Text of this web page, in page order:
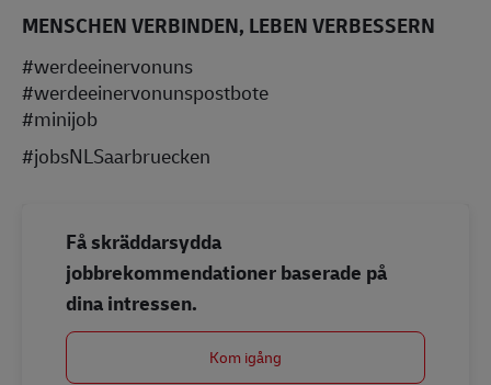
MENSCHEN VERBINDEN, LEBEN VERBESSERN
#werdeeinervonuns
#werdeeinervonunspostbote
#minijob
#jobsNLSaarbruecken
Få skräddarsydda
jobbrekommendationer baserade på
dina intressen.
Kom igång